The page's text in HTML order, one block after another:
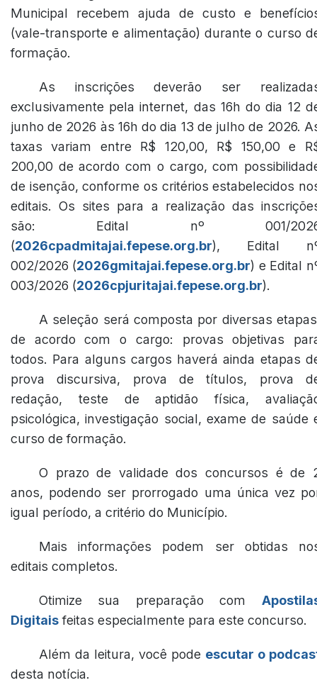
Municipal recebem ajuda de custo e
(vale-transporte e alimentação) durante o curso
formação.
As inscrições deverão ser
exclusivamente pela internet, das 16h do dia 12
junho de 2026 às 16h do dia 13 de julho de 2026.
taxas variam entre R$ 120,00, R$ 150,00 e
200,00 de acordo com o cargo, com
de isenção, conforme os critérios estabelecidos
editais. Os sites para a realização das
são: Edital nº 001/
(2026cpadmitajai.fepese.org.br), Edital
002/2026 (2026gmitajai.fepese.org.br) e Edital
003/2026 (2026cpjuritajai.fepese.org.br).
A seleção será composta por diversas
de acordo com o cargo: provas objetivas
todos. Para alguns cargos haverá ainda etapas
prova discursiva, prova de títulos, prova
redação, teste de aptidão física,
psicológica, investigação social, exame de saúde
curso de formação.
O prazo de validade dos concursos é de
anos, podendo ser prorrogado uma única vez
igual período, a critério do Município.
Mais informações podem ser obtidas
editais completos.
Otimize sua preparação com
Digitaisfeitas especialmente para este concurso.
Além da leitura, você pode escutar o
desta notícia.